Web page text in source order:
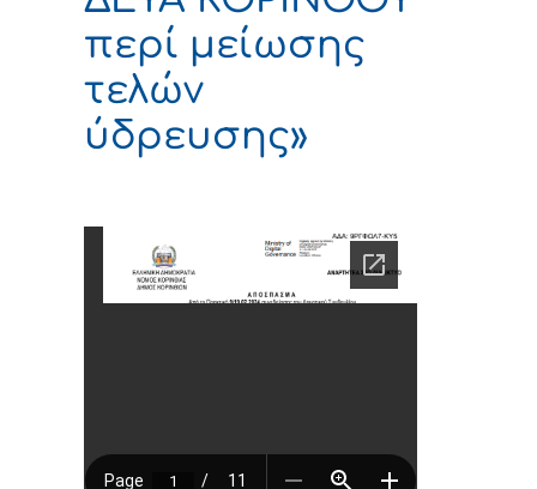
περί μείωσης
τελών
ύδρευσης»